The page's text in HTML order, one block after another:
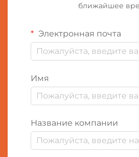
ближайшее
Электронная почта
Имя
Название компании